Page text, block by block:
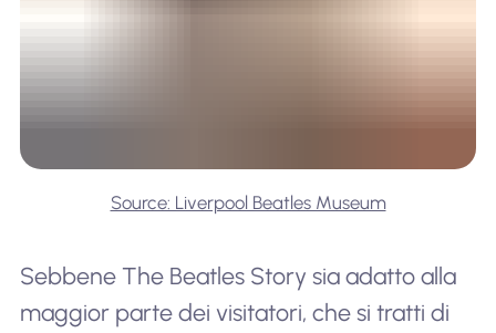
Source: Liverpool Beatles Museum
Sebbene The Beatles Story sia adatto alla
maggior parte dei visitatori, che si tratti di